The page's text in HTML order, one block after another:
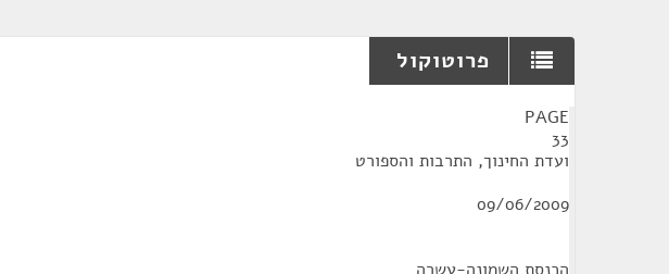
פרוטוקול
PAGE
33
ועדת החינוך, התרבות והספורט
09/06/2009